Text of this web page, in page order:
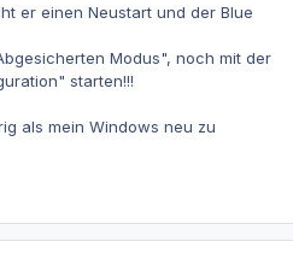
er einen Neustart und der Blue
Modus", noch mit der
starten!!!
als mein Windows neu zu